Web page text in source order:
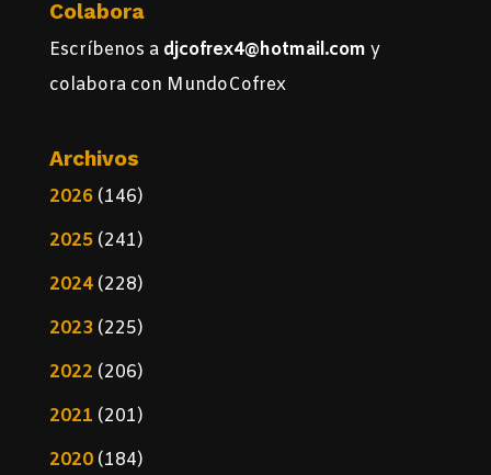
Colabora
Escríbenos a djcofrex4@hotmail.com y
colabora con MundoCofrex
Archivos
2026(146)
2025(241)
2024(228)
2023(225)
2022 (206)
2021 (201)
2020(184)